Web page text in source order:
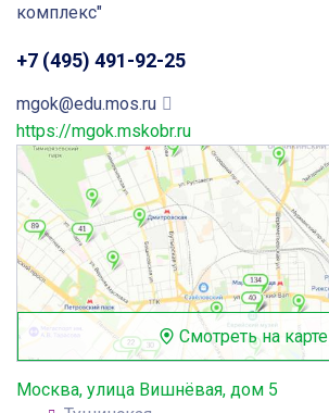
комплекс"
+7 (495) 491-92-25
mgok@edu.mos.ru
https://mgok.mskobr.ru
Смотреть на карте
Москва, улица Вишнёвая, дом 5